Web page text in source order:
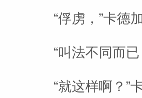
“俘虏，”卡德
“叫法不同而
“就这样啊？”